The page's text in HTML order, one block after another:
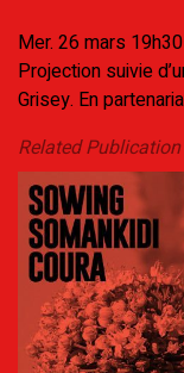
Mer. 26 mars 19h30
Projection suivie
Grisey. En
Related Publication